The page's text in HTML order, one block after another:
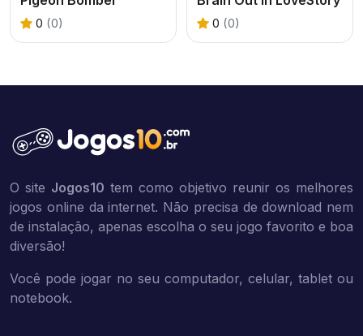
0 (0) 0 (0)
O site Jogos10 tem como objetivo reunir os melhores
jogos online da internet. Não precisa de download nem
de instalação, apenas escolha o seu jogo favorito e boa
diversão!
Você pode jogar no seu computador, celular, tablet ou
notebook.